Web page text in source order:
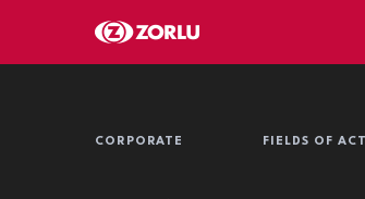
CORPORATE FIELDS OF